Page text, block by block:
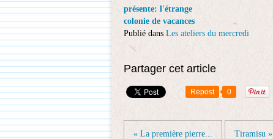
présente: l'étrange
colonie de vacances
Publié dans Les ateliers du mercredi
Partager cet article
Repost 0
« La première pierre... Tiramisu »